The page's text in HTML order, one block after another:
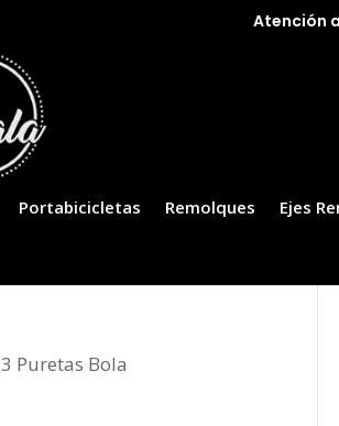
Atención
Portabicicletas Remolques
Ejes
Puretas Bola